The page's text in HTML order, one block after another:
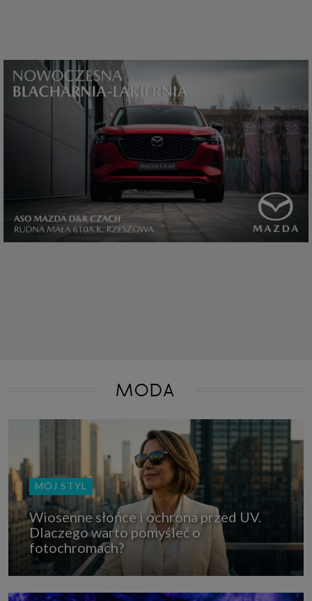
funkcjonowanie plików cookies itp. oraz jak usunąć takie pliki z Twojego
urządzenia.
Twoje uprawnienia
Przysługują Ci następujące uprawnienia wobec Twoich danych i ich
przetwarzania przez nas, inne podmioty z Grupy SAGIER i Zaufanych
1. Jeśli udzieliłeś zgody na przetwarzanie danych możesz ją w każdej
chwili wycofać (cofnięcie zgody oczywiście nie uchyli zgodności z prawem
przetwarzania już dokonanego na jej podstawie);
2. Masz również prawo żądania dostępu do Twoich danych osobowych, ich
sprostowania, usunięcia lub ograniczenia przetwarzania, prawo do
przeniesienia danych, wyrażenia sprzeciwu wobec przetwarzania danych
oraz prawo do wniesienia skargi do organu nadzorczego, którym w Polsce
jest Prezes Urzędu Ochrony Danych Osobowych.
Pod tym adresem
znajdziesz dodatkowe informacje dotyczące przetwarzania danych i
Twoich uprawnień.
MODA
MÓJ STYL
Wiosenne słońce i ochrona przed UV.
Dlaczego warto pomyśleć o
fotochromach?